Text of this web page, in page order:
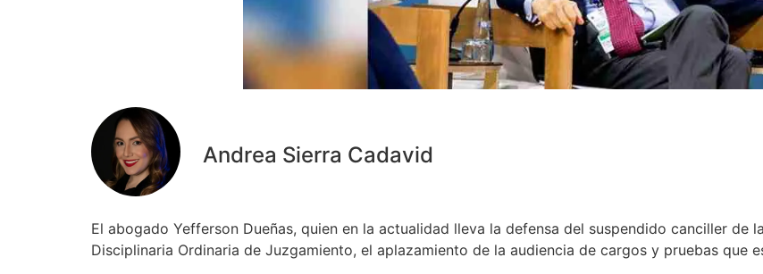
Andrea Sierra Cadavid
El abogado Yefferson Dueñas, quien en la actualidad lleva la defensa del suspendido canciller de
Disciplinaria Ordinaria de Juzgamiento, el aplazamiento de la audiencia de cargos y pruebas que